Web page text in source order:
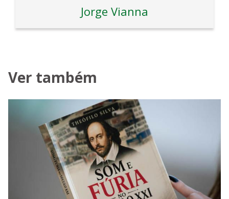
Jorge Vianna
Ver também